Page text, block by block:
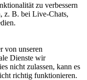
zu verbessern
z. B. bei Live-Chats,
von unseren
Dienste wir
nicht zulassen, kann es
richtig funktionieren.